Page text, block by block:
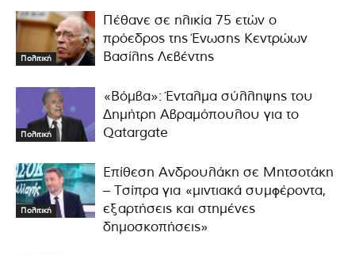
Πολιτική
Πέθανε σε ηλικία 75 ετών ο
πρόεδρος της Ένωσης Κεντρώων
Βασίλης Λεβέντης
Πολιτική
«Βόμβα»: Ένταλμα σύλληψης του
Δημήτρη Αβραμόπουλου για το
Qatargate
Πολιτική
Επίθεση Ανδρουλάκη σε Μητσοτάκη
– Τσίπρα για «μιντιακά συμφέροντα,
εξαρτήσεις και στημένες
δημοσκοπήσεις»